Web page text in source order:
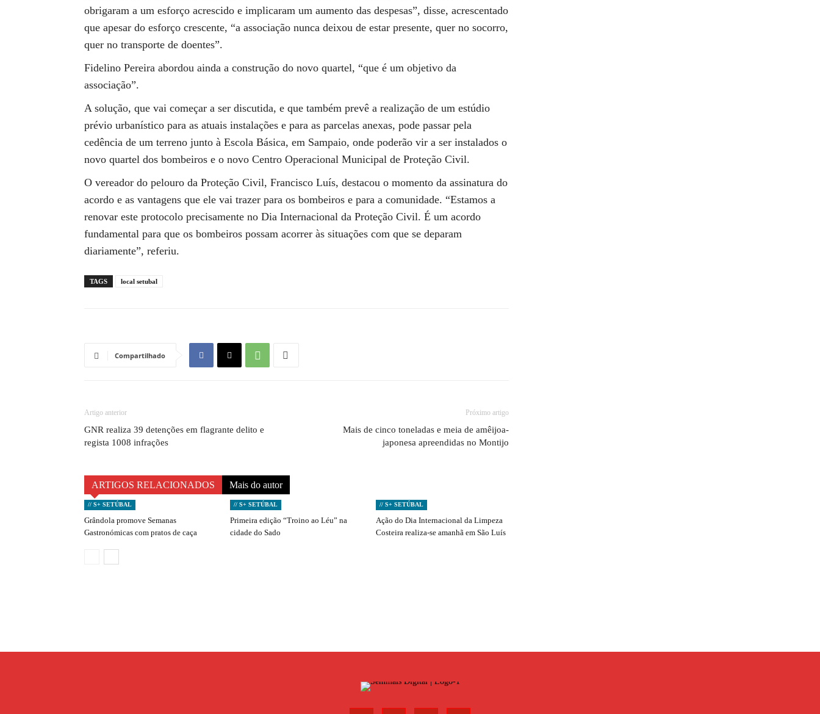
obrigaram a um esforço acrescido e implicaram um aumento das despesas”, disse, acrescentado
que apesar do esforço crescente, “a associação nunca deixou de estar presente, quer no socorro,
quer no transporte de doentes”.
Fidelino Pereira abordou ainda a construção do novo quartel, “que é um objetivo da
associação”.
A solução, que vai começar a ser discutida, e que também prevê a realização de um estúdio
prévio urbanístico para as atuais instalações e para as parcelas anexas, pode passar pela
cedência de um terreno junto à Escola Básica, em Sampaio, onde poderão vir a ser instalados o
novo quartel dos bombeiros e o novo Centro Operacional Municipal de Proteção Civil.
O vereador do pelouro da Proteção Civil, Francisco Luís, destacou o momento da assinatura do
acordo e as vantagens que ele vai trazer para os bombeiros e para a comunidade. “Estamos a
renovar este protocolo precisamente no Dia Internacional da Proteção Civil. É um acordo
fundamental para que os bombeiros possam acorrer às situações com que se deparam
diariamente”, referiu.
TAGS local setubal
Compartilhado
Artigo anterior
GNR realiza 39 detenções em flagrante delito e
regista 1008 infrações
Próximo artigo
Mais de cinco toneladas e meia de amêijoa-
japonesa apreendidas no Montijo
ARTIGOS RELACIONADOS Mais do autor
// S+ SETÚBAL
Grândola promove Semanas
Gastronómicas com pratos de caça
// S+ SETÚBAL
Primeira edição “Troino ao Léu” na
cidade do Sado
// S+ SETÚBAL
Ação do Dia Internacional da Limpeza
Costeira realiza-se amanhã em São Luís